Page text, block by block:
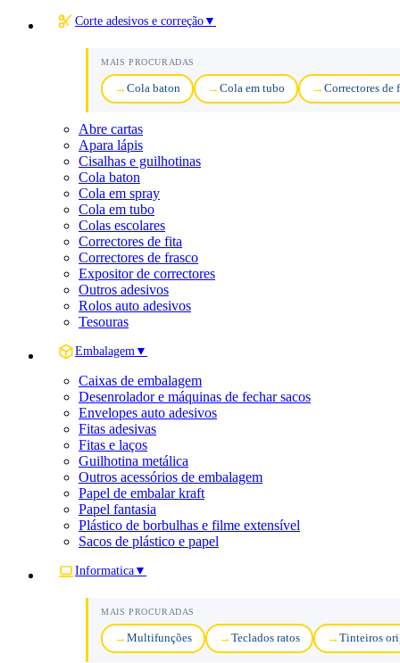
Corte adesivos e correção ▼
MAIS PROCURADAS
Cola baton Cola em tubo Correctores de
Abre cartas
Apara lápis
Cisalhas e guilhotinas
Cola baton
Cola em spray
Cola em tubo
Colas escolares
Correctores de fita
Correctores de frasco
Expositor de correctores
Outros adesivos
Rolos auto adesivos
Tesouras
Embalagem ▼
Caixas de embalagem
Desenrolador e máquinas de fechar sacos
Envelopes auto adesivos
Fitas adesivas
Fitas e laços
Guilhotina metálica
Outros acessórios de embalagem
Papel de embalar kraft
Papel fantasia
Plástico de borbulhas e filme extensível
Sacos de plástico e papel
Informatica ▼
MAIS PROCURADAS
Multifunções Teclados ratos Tinteiros